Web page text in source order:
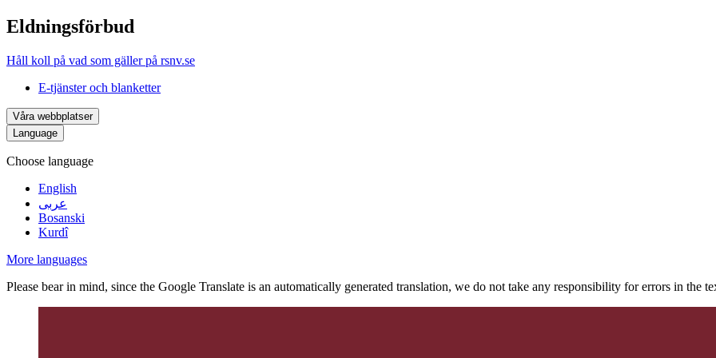
Eldningsförbud
Håll koll på vad som gäller på rsnv.se
E-tjänster och blanketter
Våra webbplatser
Language
Choose language
English
عربى
Bosanski
Kurdî
More languages
Please bear in mind, since the Google Translate is an automatically generated translation, we do not take any responsibility for errors in the